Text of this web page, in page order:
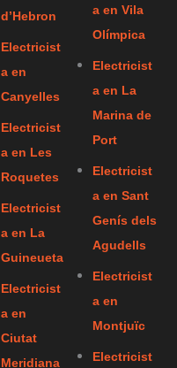
d’Hebron
Electricist
a en
Canyelles
Electricist
a en Les
Roquetes
Electricist
a en La
Guineueta
Electricist
a en
Ciutat
Meridiana
a en Vila
Olímpica
Electricist
a en La
Marina de
Port
Electricist
a en Sant
Genís dels
Agudells
Electricist
a en
Montjuïc
Electricist